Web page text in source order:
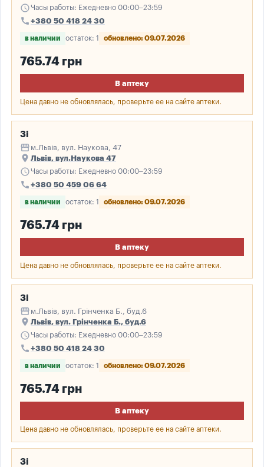
scheduleЧасы работы: Ежедневно 00:00–23:59
call +380 50 418 24 30
в наличии остаток: 1 обновлено: 09.07.2026
765.74 грн
В аптеку
Цена давно не обновлялась, проверьте ее на сайте аптеки.
3і
storefront м.Львів, вул. Наукова, 47
place Львів, вул.Наукова 47
scheduleЧасы работы: Ежедневно 00:00–23:59
call +380 50 459 06 64
в наличии остаток: 1 обновлено: 09.07.2026
765.74 грн
В аптеку
Цена давно не обновлялась, проверьте ее на сайте аптеки.
3і
storefront м.Львів, вул. Грінченка Б., буд.6
place Львів, вул. Грінченка Б., буд.6
scheduleЧасы работы: Ежедневно 00:00–23:59
call +380 50 418 24 30
в наличии остаток: 1 обновлено: 09.07.2026
765.74 грн
В аптеку
Цена давно не обновлялась, проверьте ее на сайте аптеки.
3і